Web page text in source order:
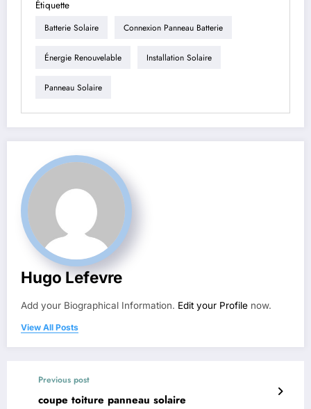
Étiquette
Batterie Solaire Connexion Panneau Batterie
Énergie Renouvelable Installation Solaire
Panneau Solaire
Hugo Lefevre
Add your Biographical Information. Edit your Profile now.
View All Posts
Previous post
coupe toiture panneau solaire